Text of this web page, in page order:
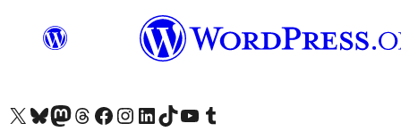
Посетите нас в X (ранее Twitter)
Посетите нашу учётную запись в Bluesky
Посетите нашу ленту в Mastodon
Посетите нашу учётную запись в Threads
Посетите нашу страницу на Facebook
Посетите наш Instagram
Посетите нашу страницу в LinkedIn
Посетите нашу учётную запись в TikTok
Посетите наш канал YouTube
Посетите нашу учётную запись в Tumblr